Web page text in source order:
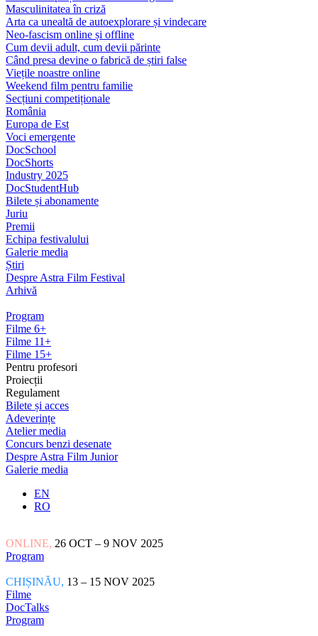
Masculinitatea în criză
Arta ca unealtă de autoexplorare și vindecare
Neo-fascism online și offline
Cum devii adult, cum devii părinte
Când presa devine o fabrică de știri false
Viețile noastre online
Weekend film pentru familie
Secțiuni competiționale
România
Europa de Est
Voci emergente
DocSchool
DocShorts
Industry 2025
DocStudentHub
Bilete și abonamente
Juriu
Premii
Echipa festivalului
Galerie media
Știri
Despre Astra Film Festival
Arhivă
Program
Filme 6+
Filme 11+
Filme 15+
Pentru profesori
Proiecții
Regulament
Bilete și acces
Adeverințe
Atelier media
Concurs benzi desenate
Despre Astra Film Junior
Galerie media
EN
RO
ONLINE, 26 OCT – 9 NOV 2025
Program
CHIȘINĂU, 13 – 15 NOV 2025
Filme
DocTalks
Program